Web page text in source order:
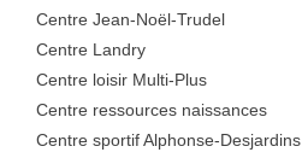
Centre Jean-Noël-Trudel
Centre Landry
Centre loisir Multi-Plus
Centre ressources naissances
Centre sportif Alphonse-Desjardins